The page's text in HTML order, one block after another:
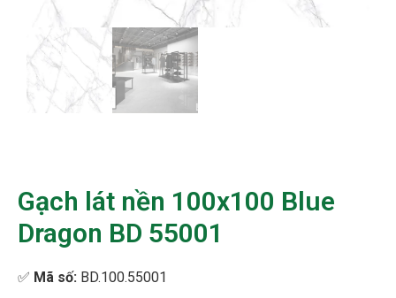
Gạch lát nền 100x100 Blue
Dragon BD 55001
✅ Mã số: BD.100.55001